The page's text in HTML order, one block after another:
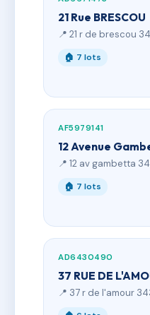
21 Rue BRESCOU
📍 21 r de brescou
🏠 7 lots
AF5979141
12 Avenue
📍 12 av gambetta
🏠 7 lots
AD6430490
37 RUE DE
📍 37 r de l'amour